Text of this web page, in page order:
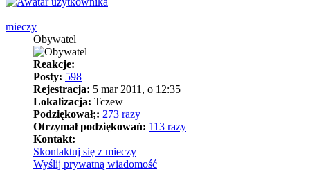
mieczy
Obywatel
Reakcje:
Posty: 598
Rejestracja: 5 mar 2011, o 12:35
Lokalizacja: Tczew
Podziękował;: 273 razy
Otrzymał podziękowań: 113 razy
Kontakt:
Skontaktuj się z mieczy
Wyślij prywatną wiadomość